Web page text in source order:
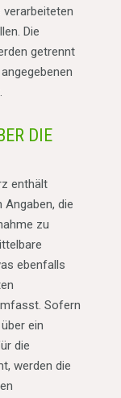
Die
getrennt
DIE
enthält
die
zu
ebenfalls
Sofern
ein
die
werden die